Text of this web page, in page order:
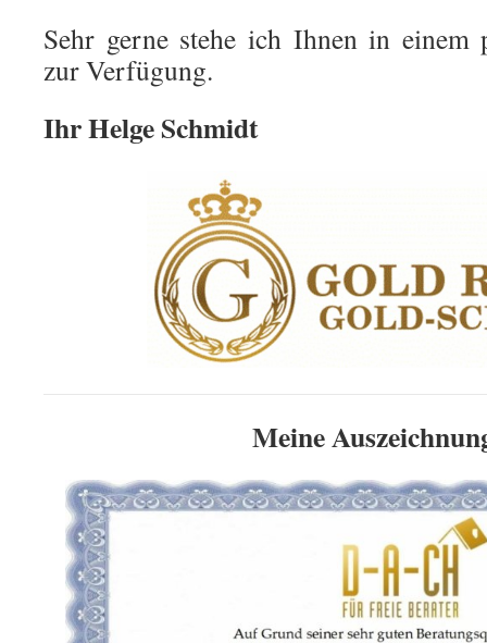
Sehr gerne stehe ich Ihnen in einem
zur Verfügung.
Ihr Helge Schmidt
Meine